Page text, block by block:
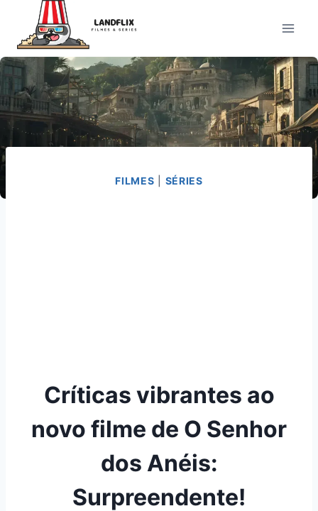
Conteúdo
FILMES SÉRIES
Críticas vibrantes ao
novo filme de O Senhor
dos Anéis:
Surpreendente!